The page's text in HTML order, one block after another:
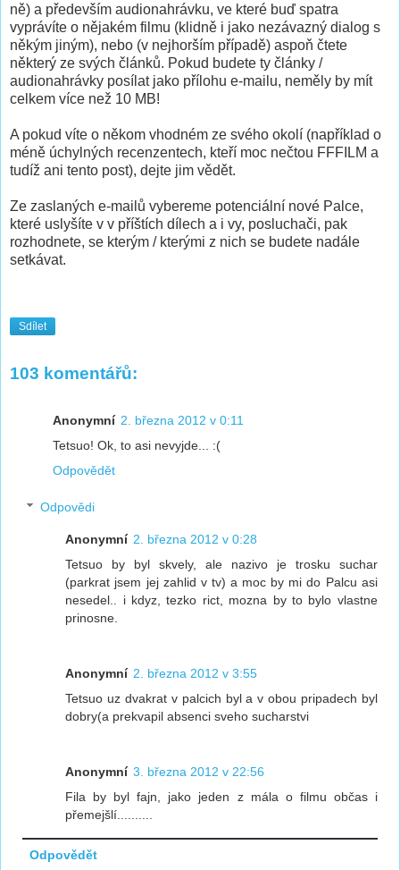
ně) a především audionahrávku, ve které buď spatra
vyprávíte o nějakém filmu (klidně i jako nezávazný dialog s
někým jiným), nebo (v nejhorším případě) aspoň čtete
některý ze svých článků. Pokud budete ty články /
audionahrávky posílat jako přílohu e-mailu, neměly by mít
celkem více než 10 MB!
A pokud víte o někom vhodném ze svého okolí (například o
méně úchylných recenzentech, kteří moc nečtou FFFILM a
tudíž ani tento post), dejte jim vědět.
Ze zaslaných e-mailů vybereme potenciální nové Palce,
které uslyšíte v v příštích dílech a i vy, posluchači, pak
rozhodnete, se kterým / kterými z nich se budete nadále
setkávat.
Sdílet
103 komentářů:
Anonymní 2. března 2012 v 0:11
Tetsuo! Ok, to asi nevyjde... :(
Odpovědět
Odpovědi
Anonymní 2. března 2012 v 0:28
Tetsuo by byl skvely, ale nazivo je trosku suchar
(parkrat jsem jej zahlid v tv) a moc by mi do Palcu asi
nesedel.. i kdyz, tezko rict, mozna by to bylo vlastne
prinosne.
Anonymní 2. března 2012 v 3:55
Tetsuo uz dvakrat v palcich byl a v obou pripadech byl
dobry(a prekvapil absenci sveho sucharstvi
Anonymní 3. března 2012 v 22:56
Fila by byl fajn, jako jeden z mála o filmu občas i
přemejšlí..........
Odpovědět